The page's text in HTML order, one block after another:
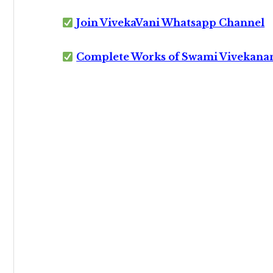
Join VivekaVani Whatsapp Channel
Complete Works of Swami